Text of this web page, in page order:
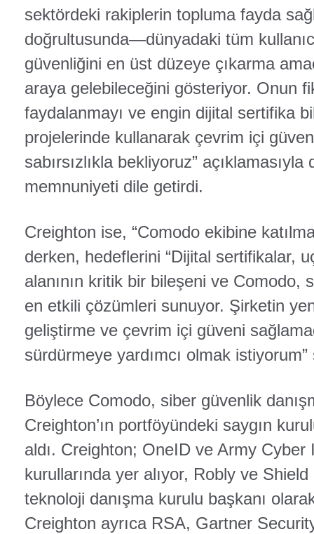
sektördeki rakiplerin topluma fayda
doğrultusunda—dünyadaki tüm
güvenliğini en üst düzeye çıkarma
araya gelebileceğini gösteriyor. Onun
faydalanmayı ve engin dijital sertifika
projelerinde kullanarak çevrim içi
sabırsızlıkla bekliyoruz”
memnuniyeti dile getirdi.
Creighton ise, “Comodo ekibine
derken, hedeflerini “Dijital sertifikalar,
alanının kritik bir bileşeni ve Comodo,
en etkili çözümleri sunuyor. Şirketin
geliştirme ve çevrim içi güveni
sürdürmeye yardımcı olmak
Böylece Comodo, siber güvenlik
Creighton’ın portföyündeki saygın
aldı. Creighton; OneID ve Army Cyber
kurullarında yer alıyor, Robly ve Shield
teknoloji danışma kurulu başkanı
Creighton ayrıca RSA, Gartner